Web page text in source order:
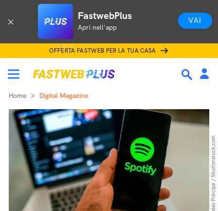
FastwebPlus
Apri nell'app
VAI
OFFERTA FASTWEB PER LA TUA CASA
Home Digital Magazine
Fabio Principe / Shutterstock.com